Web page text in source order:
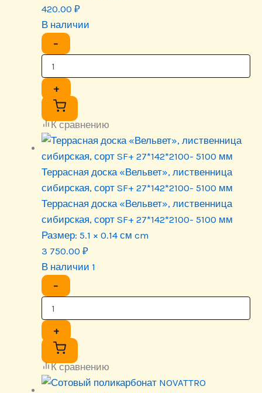
420.00 ₽
В наличии
−
+
К сравнению
Террасная доска «Вельвет», лиственница
сибирская, сорт SF+ 27*142*2100- 5100 мм
Террасная доска «Вельвет», лиственница
сибирская, сорт SF+ 27*142*2100- 5100 мм
Размер: 5.1 × 0.14 см cm
3 750.00 ₽
В наличии 1
−
+
К сравнению